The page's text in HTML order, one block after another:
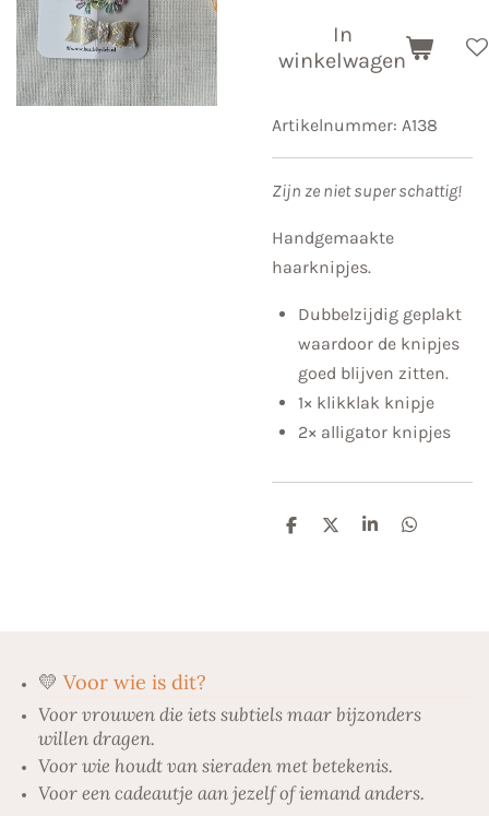
In
winkelwagen
Artikelnummer: A138
Zijn ze niet super schattig!
Handgemaakte
haarknipjes.
Dubbelzijdig geplakt
waardoor de knipjes
goed blijven zitten.
1× klikklak knipje
2× alligator knipjes
D
D
S
D
💛 Voor wie is dit?
Voor vrouwen die iets subtiels maar bijzonders
willen dragen.
Voor wie houdt van sieraden met betekenis.
Voor een cadeautje aan jezelf of iemand anders.